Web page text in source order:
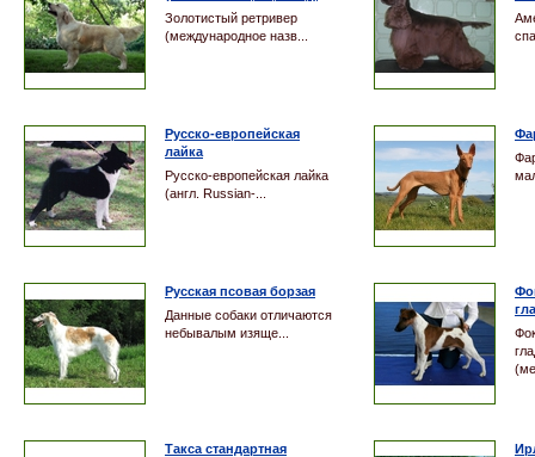
Золотистый ретривер
(международное назв...
Русско-европейская
лайка
Русско-европейская лайка
(англ. Russian-...
Русская псовая борзая
Данные собаки отличаются
небывалым изяще...
Такса стандартная